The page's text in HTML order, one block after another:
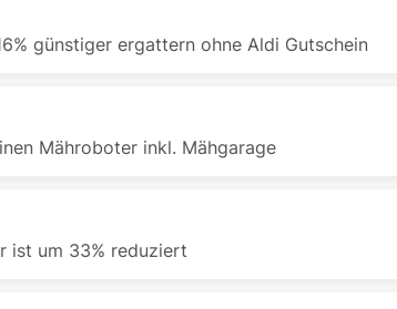
günstiger ergattern ohne Aldi Gutschein
Mähroboter inkl. Mähgarage
ist um 33% reduziert